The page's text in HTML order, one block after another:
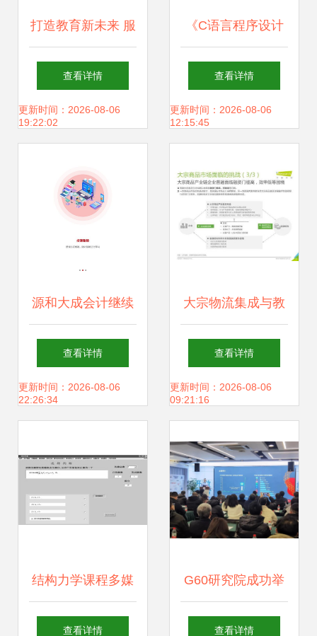
打造教育新未来 服
务app与网站定制
开发如何重塑教育
查看详情
更新时间：2026-08-06
19:22:02
《C语言程序设计
基础》考试系统的
设计与开发 教育软
查看详情
更新时间：2026-08-06
12:15:45
源和大成会计继续
教育软件研究与开
发 从应用到价值
查看详情
更新时间：2026-08-06
22:26:34
大宗物流集成与教
育智慧 艾瑞咨询视
角下的2020年研究
查看详情
更新时间：2026-08-06
09:21:16
结构力学课程多媒
体辅助教学软件的
查看详情
G60研究院成功举
办嘉兴市2024年度
查看详情